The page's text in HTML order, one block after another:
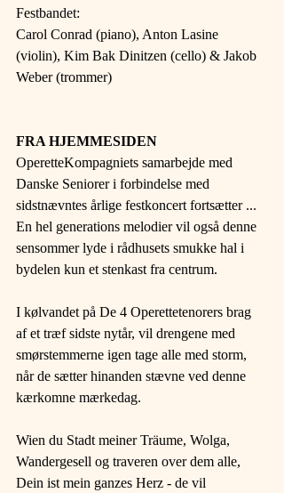
Festbandet:
Carol Conrad (piano), Anton Lasine
(violin), Kim Bak Dinitzen (cello) & Jakob
Weber (trommer)
FRA HJEMMESIDEN
OperetteKompagniets samarbejde med
Danske Seniorer i forbindelse med
sidstnævntes årlige festkoncert fortsætter ...
En hel generations melodier vil også denne
sensommer lyde i rådhusets smukke hal i
bydelen kun et stenkast fra centrum.
​I kølvandet på De 4 Operettetenorers brag
af et træf sidste nytår, vil drengene med
smørstemmerne igen tage alle med storm,
når de sætter hinanden stævne ved denne
kærkomne mærkedag.​
Wien du Stadt meiner Träume, Wolga,
Wandergesell og traveren over dem alle,
Dein ist mein ganzes Herz - de vil